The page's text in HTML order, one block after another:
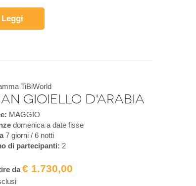
Leggi
TiBiWorld
gioiello d'Arabia
MAGGIO
domenica a date fisse
7 giorni / 6 notti
di partecipanti: 2
da € 1.730,00